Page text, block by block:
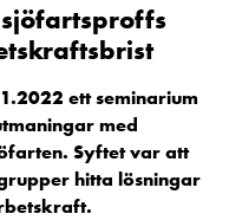
ett seminarium
med
Syftet var att
hitta lösningar